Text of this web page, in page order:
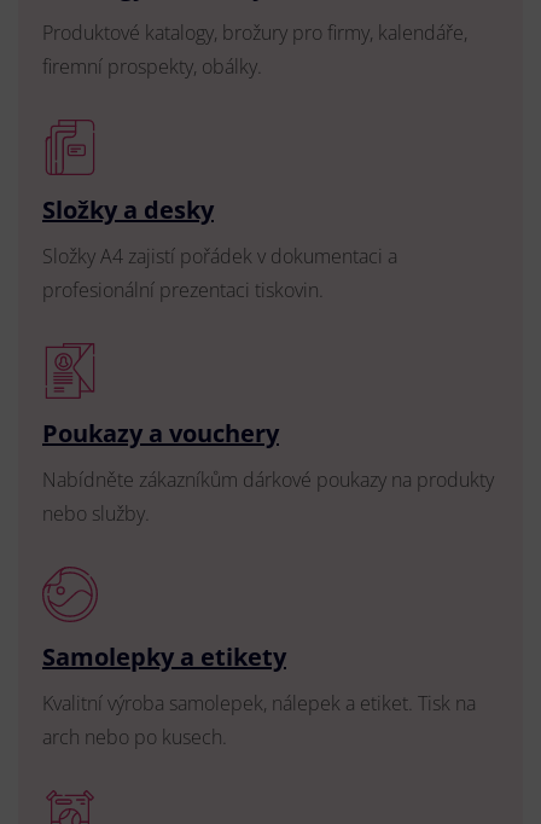
Produktové katalogy, brožury pro firmy, kalendáře,
firemní prospekty, obálky.
Složky a desky
Složky A4 zajistí pořádek v dokumentaci a
profesionální prezentaci tiskovin.
Poukazy a vouchery
Nabídněte zákazníkům dárkové poukazy na produkty
nebo služby.
Samolepky a etikety
Kvalitní výroba samolepek, nálepek a etiket. Tisk na
arch nebo po kusech.